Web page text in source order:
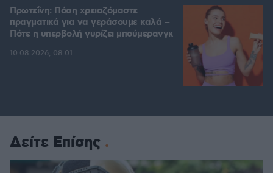
Πρωτεΐνη: Πόση χρειαζόμαστε
πραγματικά για να γεράσουμε καλά –
Πότε η υπερβολή γυρίζει μπούμερανγκ
10.08.2026, 08:01
Δείτε Επίσης